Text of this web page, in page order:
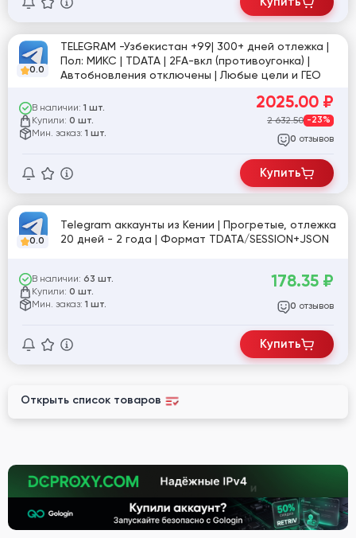
0.0
TELEGRAM -Узбекистан +99| 300+ дней отлежка |
Пол: МИКС | TDATA | 2FA-вкл (противоугонка) |
Автобновления отключены | Любые цели и ГЕО
В наличии: 1 шт.
Купили: 0 шт.
Мин. заказ: 1 шт.
2025.00 ₽
2 632.50 -23%
0 отзывов
Купить
0.0
Telegram аккаунты из Кении | Прогретые, отлежка
20 дней - 2 года | Формат TDATA/SESSION+JSON
В наличии: 63 шт.
Купили: 0 шт.
Мин. заказ: 1 шт.
178.35 ₽
0 отзывов
Купить
Открыть список товаров